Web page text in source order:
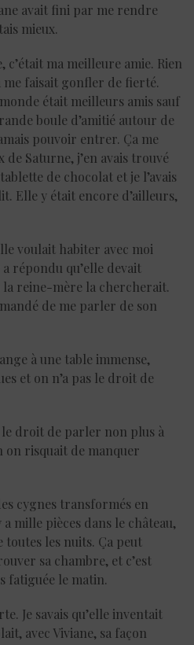
avait fini par me rendre
mieux.
c’était ma meilleure amie. Rien
faisait gonfler de fierté.
était meilleurs amis sauf
boule d’amitié autour de
pouvoir entrer. Ça me
de Saturne, j’en avais trouvé
de chocolat et je l’avais
Elle y était encore d’ailleurs,
voulait habiter avec moi
répondu qu’elle devait
reine-mère la chercherait.
de me parler de son
à une table immense,
et on n’a pas le droit de
le droit de parler non plus à
on risquait de manquer
cygnes transformés en
mille pièces dans le château,
les nuits. Ça peut
sa chambre, et c’est
fatiguée le matin.
Je savais qu’elle inventait
avec Viviane, sa façon